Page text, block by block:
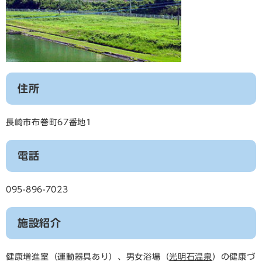
住所
長崎市布巻町67番地1
電話
095-896-7023
施設紹介
健康増進室（運動器具あり）、男女浴場（光明石温泉 ）の健康づ